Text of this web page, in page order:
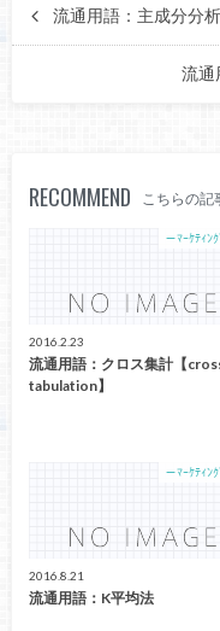
流通用語：主成分分
流通
RECOMMEND こちらの記
－ﾏｰｹﾃｨﾝ
2016.2.23
流通用語：クロス集計【
tabulation】
－ﾏｰｹﾃｨﾝ
2016.8.21
流通用語：K平均法